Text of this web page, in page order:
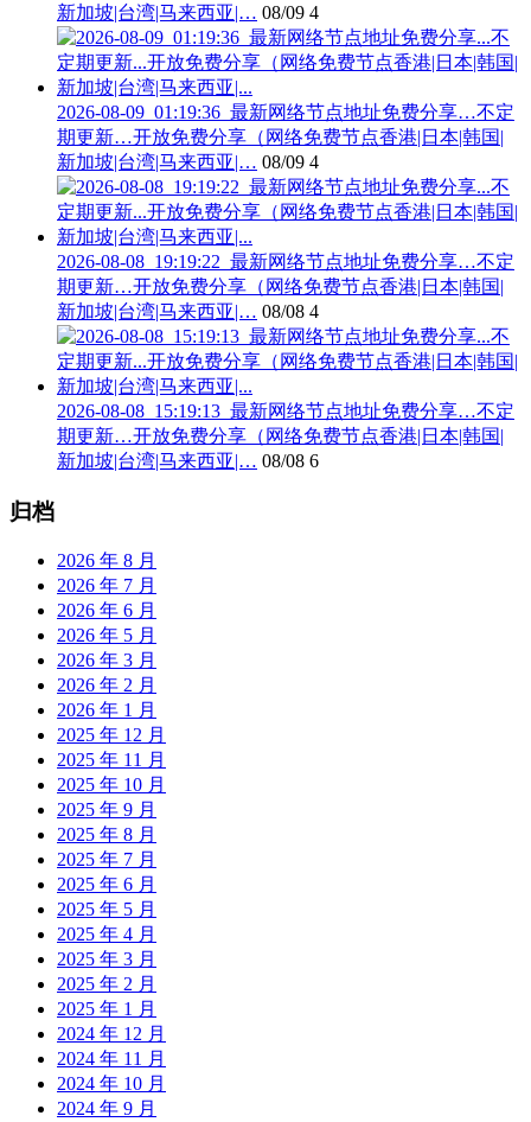
新加坡|台湾|马来西亚|… 08/09 4
2026-08-09_01:19:36_最新网络节点地址免费分享…不定
期更新…开放免费分享（网络免费节点香港|日本|韩国|
新加坡|台湾|马来西亚|… 08/09 4
2026-08-08_19:19:22_最新网络节点地址免费分享…不定
期更新…开放免费分享（网络免费节点香港|日本|韩国|
新加坡|台湾|马来西亚|… 08/08 4
2026-08-08_15:19:13_最新网络节点地址免费分享…不定
期更新…开放免费分享（网络免费节点香港|日本|韩国|
新加坡|台湾|马来西亚|… 08/08 6
归档
2026 年 8 月
2026 年 7 月
2026 年 6 月
2026 年 5 月
2026 年 3 月
2026 年 2 月
2026 年 1 月
2025 年 12 月
2025 年 11 月
2025 年 10 月
2025 年 9 月
2025 年 8 月
2025 年 7 月
2025 年 6 月
2025 年 5 月
2025 年 4 月
2025 年 3 月
2025 年 2 月
2025 年 1 月
2024 年 12 月
2024 年 11 月
2024 年 10 月
2024 年 9 月